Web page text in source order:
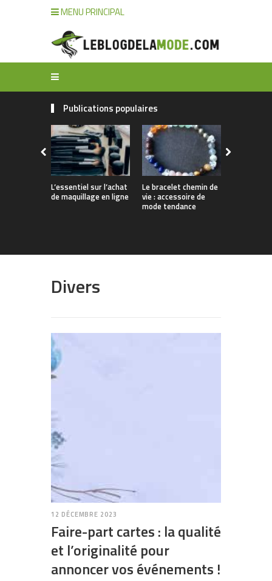
MENU PRINCIPAL
Publications populaires
L’essentiel sur l’achat
de maquillage en ligne
Le bracelet chemin de
vie : accessoire de
mode tendance
Divers
12 DÉCEMBRE 2023
Faire-part cartes : la qualité
et l’originalité pour
annoncer vos événements !